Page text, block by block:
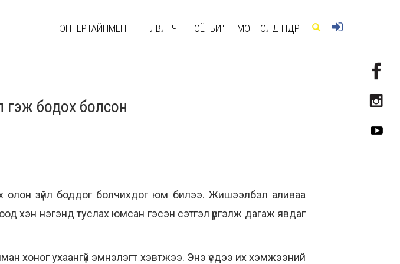
ЭНТЕРТАЙНМЕНТ ТӨЛӨВЛӨГЧ ГОЁ "БИ" МОНГОЛД ӨНӨӨДӨР
гэж бодох болсон
олон зүйл боддог болчихдог юм билээ. Жишээлбэл аливаа
хэн нэгэнд туслах юмсан гэсэн сэтгэл үргэлж дагаж явдаг
хоног ухаангүй эмнэлэгт хэвтжээ. Энэ үедээ их хэмжээний